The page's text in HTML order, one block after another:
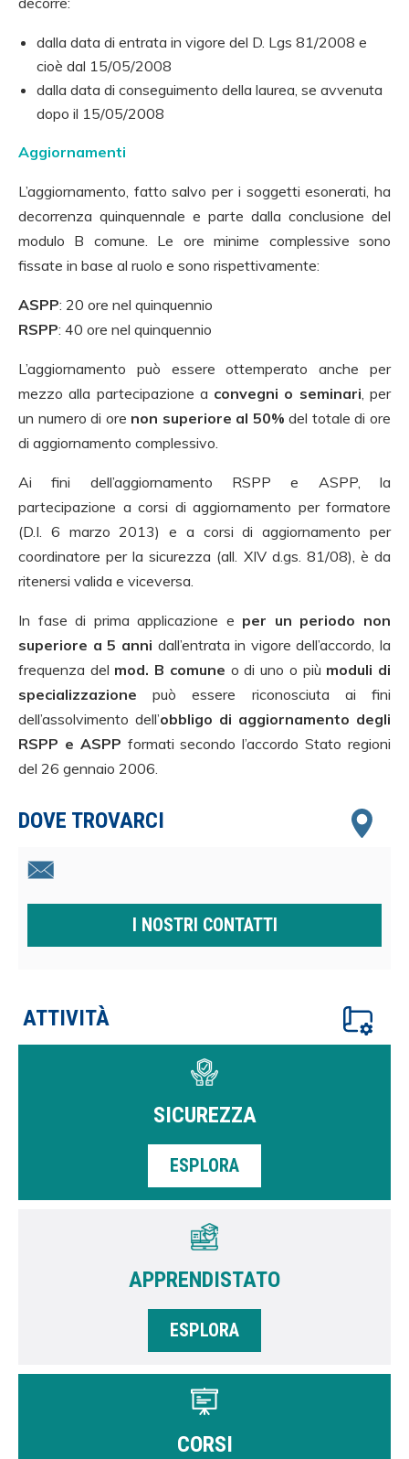
dalla data di entrata in vigore del D. Lgs 81/2008 e
cioè dal 15/05/2008
dalla data di conseguimento della laurea, se avvenuta
dopo il 15/05/2008
Aggiornamenti
L’aggiornamento, fatto salvo per i soggetti esonerati, ha
decorrenza quinquennale e parte dalla conclusione del
modulo B comune. Le ore minime complessive sono
fissate in base al ruolo e sono rispettivamente:
ASPP: 20 ore nel quinquennio
RSPP: 40 ore nel quinquennio
L’aggiornamento può essere ottemperato anche per
mezzo alla partecipazione a convegni o seminari, per
un numero di ore non superiore al 50% del totale di ore
di aggiornamento complessivo.
Ai fini dell’aggiornamento RSPP e ASPP, la
partecipazione a corsi di aggiornamento per formatore
(D.I. 6 marzo 2013) e a corsi di aggiornamento per
coordinatore per la sicurezza (all. XIV d.gs. 81/08), è da
ritenersi valida e viceversa.
In fase di prima applicazione e per un periodo non
superiore a 5 anni dall’entrata in vigore dell’accordo, la
frequenza del mod. B comune o di uno o più moduli di
specializzazione può essere riconosciuta ai fini
dell’assolvimento dell’obbligo di aggiornamento degli
RSPP e ASPP formati secondo l’accordo Stato regioni
del 26 gennaio 2006.
DOVE TROVARCI
I NOSTRI CONTATTI
ATTIVITÀ
SICUREZZA
ESPLORA
APPRENDISTATO
ESPLORA
CORSI